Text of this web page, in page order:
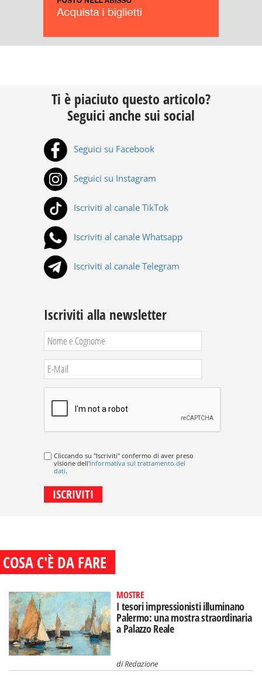
Ti è piaciuto questo articolo?
Seguici anche sui social
Seguici su Facebook
Seguici su Instagram
Iscriviti al canale TikTok
Iscriviti al canale Whatsapp
Iscriviti al canale Telegram
Iscriviti alla newsletter
Cliccando su "Iscriviti" confermo di aver preso
visione dell'informativa sul trattamento dei
dati.
COSA C'È DA FARE
MOSTRE
I tesori impressionisti illuminano
Palermo: una mostra straordinaria
a Palazzo Reale
diRedazione